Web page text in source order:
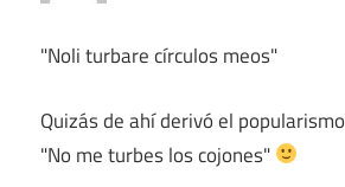
"Noli turbare círculos meos"
Quizás de ahí derivó el popularismo
"No me turbes los cojones"